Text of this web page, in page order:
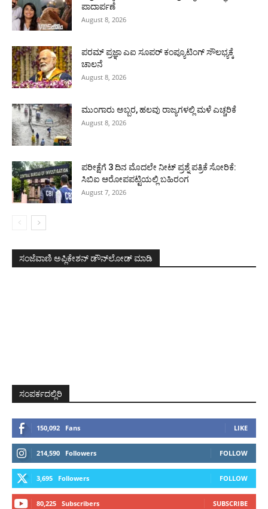
ಪಾದಾರ್ಪಣೆ
August 8, 2026
ಪರಮ್ ಪ್ರಜ್ಞಾ ಎಐ ಸೂಪರ್ ಕಂಪ್ಯೂಟಿಂಗ್ ಸೌಲಭ್ಯಕ್ಕೆ
ಚಾಲನೆ
August 8, 2026
ಮುಂಗಾರು ಅಬ್ಬರ, ಹಲವು ರಾಜ್ಯಗಳಲ್ಲಿ ಮಳೆ ಎಚ್ಚರಿಕೆ
August 8, 2026
ಪರೀಕ್ಷೆಗೆ 3 ದಿನ ಮೊದಲೇ ನೀಟ್ ಪ್ರಶ್ನೆ ಪತ್ರಿಕೆ ಸೋರಿಕೆ:
ಸಿಬಿಐ ಆರೋಪಪಟ್ಟಿಯಲ್ಲಿ ಬಹಿರಂಗ
August 7, 2026
ಸಂಜೆವಾಣಿ ಅಪ್ಲಿಕೇಶನ್ ಡೌನ್‌ಲೋಡ್ ಮಾಡಿ
ಸಂಪರ್ಕದಲ್ಲಿರಿ
150,092 Fans LIKE
214,590 Followers FOLLOW
3,695 Followers FOLLOW
80,225 Subscribers SUBSCRIBE